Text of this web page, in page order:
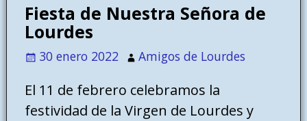
Fiesta de Nuestra Señora de
Lourdes
30 enero 2022 Amigos de Lourdes
El 11 de febrero celebramos la
festividad de la Virgen de Lourdes y